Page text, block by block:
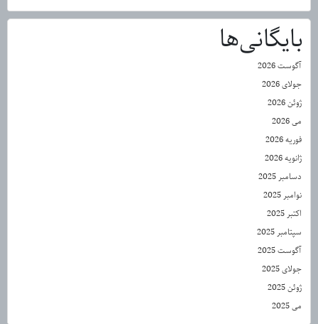
بایگانی‌ها
آگوست 2026
جولای 2026
ژوئن 2026
می 2026
فوریه 2026
ژانویه 2026
دسامبر 2025
نوامبر 2025
اکتبر 2025
سپتامبر 2025
آگوست 2025
جولای 2025
ژوئن 2025
می 2025